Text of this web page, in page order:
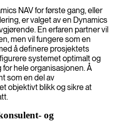
NAV for første gang, eller
er valget av en Dynamics
En erfaren partner vil
men vil fungere som en
å definere prosjektets
systemet optimalt og
hele organisasjonen. Å
som en del av
objektivt blikk og sikre at
og